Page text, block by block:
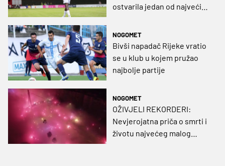
ostvarila jedan od najvećih
NOGOMET
Bivši napadač Rijeke vratio
se u klub u kojem pružao
najbolje partije
NOGOMET
OŽIVJELI REKORDERI:
Nevjerojatna priča o smrti i
životu najvećeg malog